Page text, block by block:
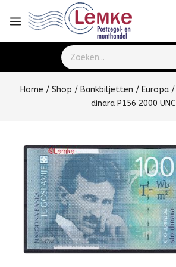
Home / Shop / Bankbiljetten / Europa /
dinara P156 2000 UNC